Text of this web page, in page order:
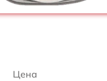
Цена